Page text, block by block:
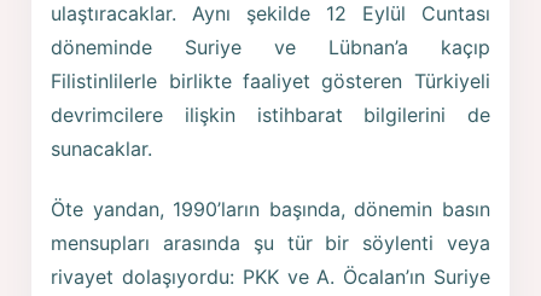
ulaştıracaklar. Aynı şekilde 12 Eylül Cuntası
döneminde Suriye ve Lübnan’a kaçıp
Filistinlilerle birlikte faaliyet gösteren Türkiyeli
devrimcilere ilişkin istihbarat bilgilerini de
sunacaklar.
Öte yandan, 1990’ların başında, dönemin basın
mensupları arasında şu tür bir söylenti veya
rivayet dolaşıyordu: PKK ve A. Öcalan’ın Suriye